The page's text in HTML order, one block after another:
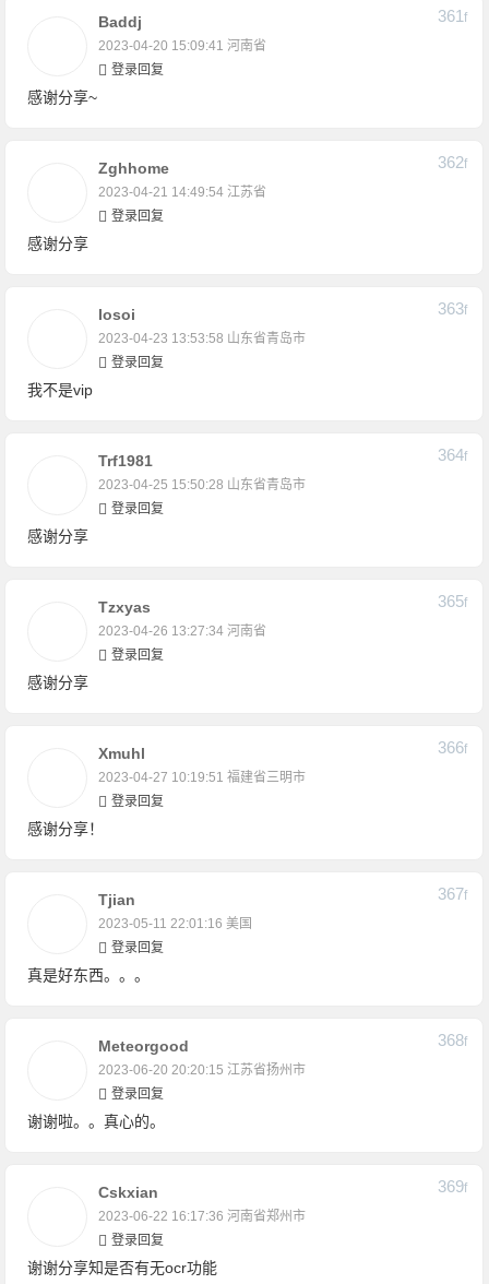
Baddj
2023-04-20 15:09:41 河南省
361F
登录回复
感谢分享~
Zghhome
2023-04-21 14:49:54 江苏省
362F
登录回复
感谢分享
Iosoi
2023-04-23 13:53:58 山东省青岛市
363F
登录回复
我不是vip
Trf1981
2023-04-25 15:50:28 山东省青岛市
364F
登录回复
感谢分享
Tzxyas
2023-04-26 13:27:34 河南省
365F
登录回复
感谢分享
Xmuhl
2023-04-27 10:19:51 福建省三明市
366F
登录回复
感谢分享！
Tjian
2023-05-11 22:01:16 美国
367F
登录回复
真是好东西。。。
Meteorgood
2023-06-20 20:20:15 江苏省扬州市
368F
登录回复
谢谢啦。。真心的。
Cskxian
2023-06-22 16:17:36 河南省郑州市
369F
登录回复
谢谢分享知是否有无ocr功能